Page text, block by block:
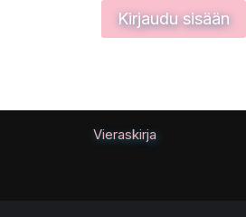
Kirjaudu sisään
Vieraskirja